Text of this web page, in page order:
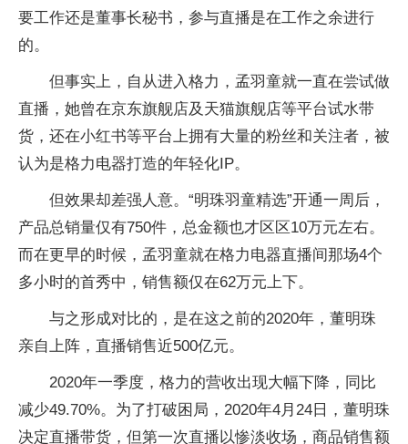
要工作还是董事长秘书，参与直播是在工作之余进行
的。
但事实上，自从进入格力，孟羽童就一直在尝试做
直播，她曾在京东旗舰店及天猫旗舰店等平台试水带
货，还在小红书等平台上拥有大量的粉丝和关注者，被
认为是格力电器打造的年轻化IP。
但效果却差强人意。“明珠羽童精选”开通一周后，
产品总销量仅有750件，总金额也才区区10万元左右。
而在更早的时候，孟羽童就在格力电器直播间那场4个
多小时的首秀中，销售额仅在62万元上下。
与之形成对比的，是在这之前的2020年，董明珠
亲自上阵，直播销售近500亿元。
2020年一季度，格力的营收出现大幅下降，同比
减少49.70%。为了打破困局，2020年4月24日，董明珠
决定直播带货，但第一次直播以惨淡收场，商品销售额